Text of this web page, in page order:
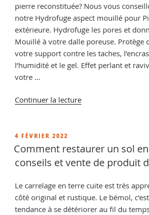
pierre reconstituée? Nous vous
notre Hydrofuge aspect mouillé pour
extérieure. Hydrofuge les pores et
Mouillé à votre dalle poreuse. Protège
votre support contre les taches,
l’humidité et le gel. Effet perlant et
votre …
Continuer la lecturede
PUBLIÉ
LE
4 FÉVRIER 2022
Comment restaurer un sol
conseils et vente de produit
Le carrelage en terre cuite est très
côté original et rustique. Le bémol,
tendance à se détériorer au fil du